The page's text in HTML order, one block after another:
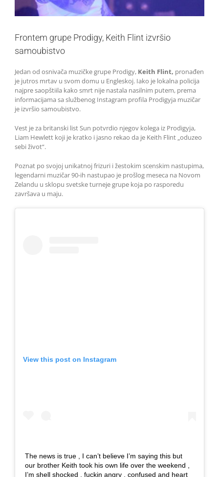
Frontem grupe Prodigy, Keith Flint izvršio
samoubistvo
Jedan od osnivača muzičke grupe Prodigy, Keith Flint, pronađen
je jutros mrtav u svom domu u Engleskoj. Iako je lokalna policija
najpre saopštiila kako smrt nije nastala nasilnim putem, prema
informacijama sa službenog Instagram profila Prodigyja muzičar
je izvršio samoubistvo.
Vest je za britanski list Sun potvrdio njegov kolega iz Prodigyja,
Liam Hewlett koji je kratko i jasno rekao da je Keith Flint „oduzeo
sebi život“.
Poznat po svojoj unikatnoj frizuri i žestokim scenskim nastupima,
legendarni muzičar 90-ih nastupao je prošlog meseca na Novom
Zelandu u sklopu svetske turneje grupe koja po rasporedu
završava u maju.
View this post on Instagram
The news is true , I can’t believe I’m saying this but
our brother Keith took his own life over the weekend ,
I’m shell shocked , fuckin angry , confused and heart